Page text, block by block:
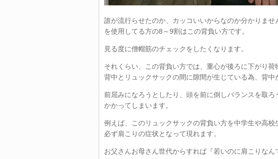
誰が流行らせたのか、カッコいいからなのか分かりま
を使用してる方の8～9割はこの背負い方です。
見る度に僧帽筋のチェックをしたくなります。
それくらい、この背負い方では、重心が後ろに下がり荷
背中とリュックサックの間に隙間が生じている為、背中
前屈みになろうとしたり、頭を前に倒しバランスを取
かかってしまいます。
例えば、このリュックサックの背負い方を中学生や高
必ず肩こりの症状となって現れます。
お父さんお母さん世代からすれば『若いのに肩こりなん